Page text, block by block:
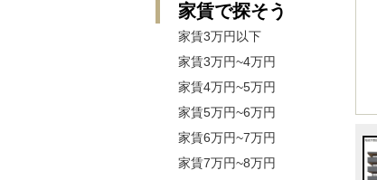
家賃で探そう
家賃3万円以下
家賃3万円~4万円
家賃4万円~5万円
家賃5万円~6万円
家賃6万円~7万円
家賃7万円~8万円